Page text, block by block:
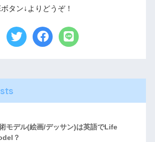
タン↓よりどうぞ！
モデル(絵画/デッサン)は英語でLife
？